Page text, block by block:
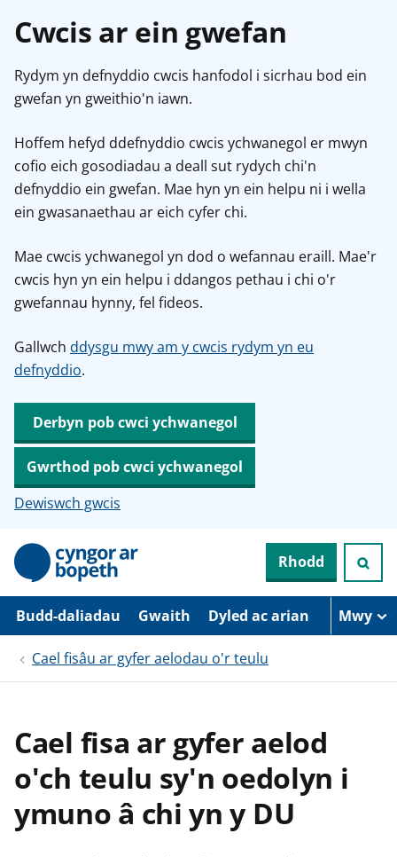
Cwcis ar ein gwefan
Rydym yn defnyddio cwcis hanfodol i sicrhau bod ein
gwefan yn gweithio'n iawn.
Hoffem hefyd ddefnyddio cwcis ychwanegol er mwyn
cofio eich gosodiadau a deall sut rydych chi'n
defnyddio ein gwefan. Mae hyn yn ein helpu ni i wella
ein gwasanaethau ar eich cyfer chi.
Mae cwcis ychwanegol yn dod o wefannau eraill. Mae'r
cwcis hyn yn ein helpu i ddangos pethau i chi o'r
gwefannau hynny, fel fideos.
Gallwch ddysgu mwy am y cwcis rydym yn eu
defnyddio.
Derbyn pob cwci ychwanegol
Gwrthod pob cwci ychwanegol
Dewiswch gwcis
N
d
r
n
w
Rhodd
Budd-daliadau Gwaith Dyled ac arian Mwy
Cael fisâu ar gyfer aelodau o'r teulu
Cael fisa ar gyfer aelod
o'ch teulu sy'n oedolyn i
ymuno â chi yn y DU